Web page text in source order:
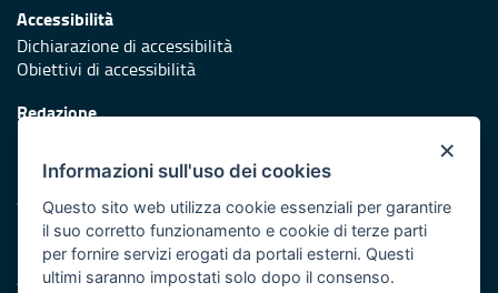
Accessibilità
Dichiarazione di accessibilità
Obiettivi di accessibilità
Redazione
Protezione civile
Vai al sito di Protezione Civile Puglia
Iniziativa finanziata con risorse del POR Puglia 2014/2020 -
Asse XI
×
Informazioni sull'uso dei cookies
Questo sito web utilizza cookie essenziali per garantire
il suo corretto funzionamento e cookie di terze parti
per fornire servizi erogati da portali esterni. Questi
ultimi saranno impostati solo dopo il consenso.